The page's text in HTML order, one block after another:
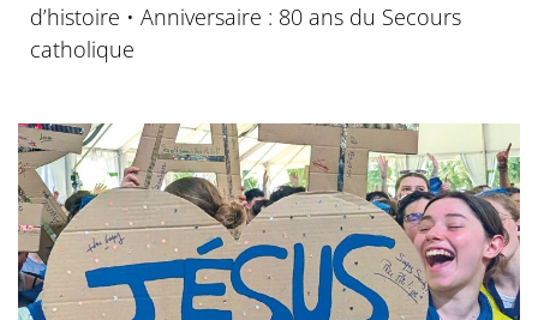
d’histoire • Anniversaire : 80 ans du Secours
catholique